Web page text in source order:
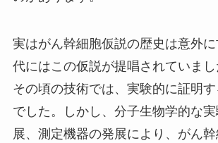
実はがん幹細胞仮説の歴史は意外
代にはこの仮説が提唱されていまし
その頃の技術では、実験的に証明
でした。しかし、分子生物学的な
展、測定機器の発展により、がん